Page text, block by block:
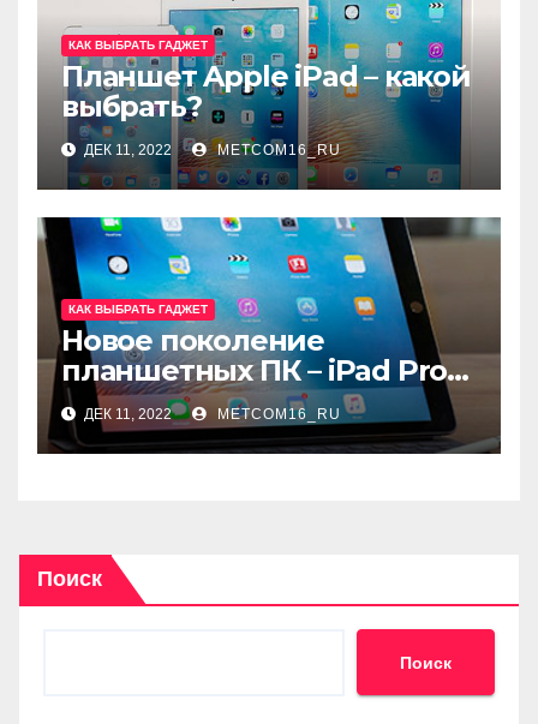
КАК ВЫБРАТЬ ГАДЖЕТ
Планшет Apple iPad – какой
выбрать?
ДЕК 11, 2022 METCOM16_RU
КАК ВЫБРАТЬ ГАДЖЕТ
Новое поколение
планшетных ПК – iPad Pro
9.7ДЕК 11, 2022 METCOM16_RU
Поиск
Поиск